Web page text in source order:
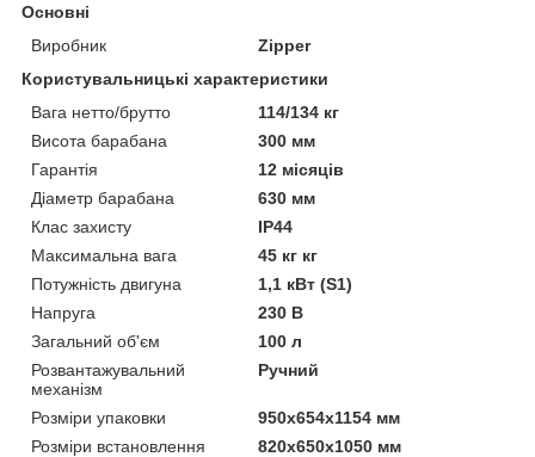
Основні
Виробник
Zipper
Користувальницькі характеристики
Вага нетто/брутто
114/134 кг
Висота барабана
300 мм
Гарантія
12 місяців
Діаметр барабана
630 мм
Клас захисту
IP44
Максимальна вага
45 кг кг
Потужність двигуна
1,1 кВт (S1)
Напруга
230 В
Загальний об'єм
100 л
Розвантажувальний
механізм
Ручний
Розміри упаковки
950x654x1154 мм
Розміри встановлення
820x650x1050 мм